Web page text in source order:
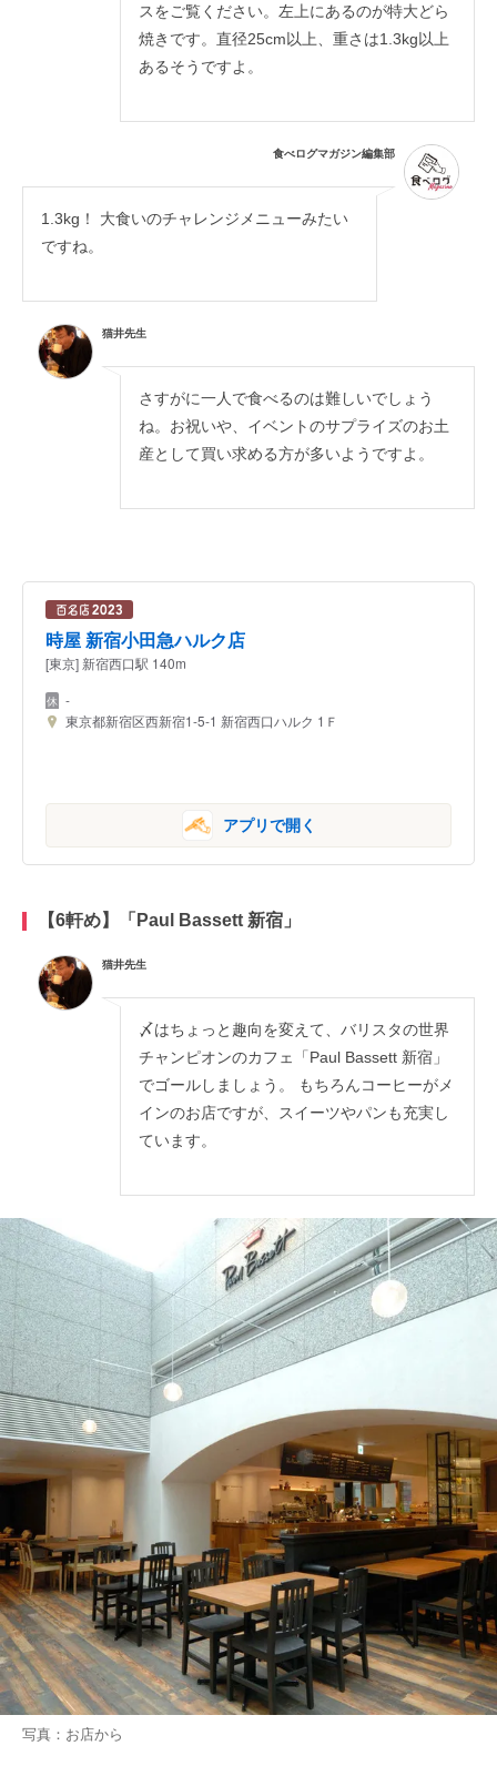
スをご覧ください。左上にあるのが特大どら
焼きです。直径25cm以上、重さは1.3kg以上
あるそうですよ。
食べログマガジン編集部
1.3kg！ 大食いのチャレンジメニューみたい
ですね。
猫井先生
さすがに一人で食べるのは難しいでしょう
ね。お祝いや、イベントのサプライズのお土
産として買い求める方が多いようですよ。
時屋 新宿小田急ハルク店
[東京] 新宿西口駅 140m
-
東京都新宿区西新宿1-5-1 新宿西口ハルク 1Ｆ
アプリで開く
【6軒め】「Paul Bassett 新宿」
猫井先生
〆はちょっと趣向を変えて、バリスタの世界
チャンピオンのカフェ「Paul Bassett 新宿」
でゴールしましょう。 もちろんコーヒーがメ
インのお店ですが、スイーツやパンも充実し
ています。
写真：お店から